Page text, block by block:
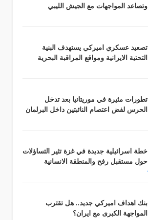
وتصاعد المواجهات مع الجيش الليبي
تصعيد عسكري اميركي يستهدف البنية
التحتية الايرانية ومواقع المراقبة البحرية
تطورات مثيرة في موريتانيا بعد تدخل
الحرس لفض اعتصام النائبتين داخل البرلمان
خطة اسرائيلية جديدة في غزة تثير التساؤلات
حول مستقبل رفح والمنطقة الانسانية
بنك اهداف اميركي جديد.. هل تقترب
المواجهة الكبرى مع ايران؟